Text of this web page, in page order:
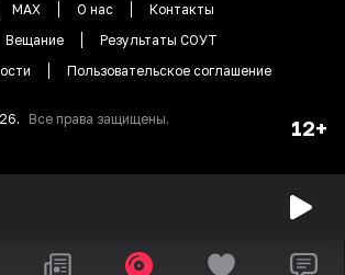
MAX О нас
Контакты
Вещание
Результаты СОУТ
Пользовательское соглашение
. Все права защищены. 12+